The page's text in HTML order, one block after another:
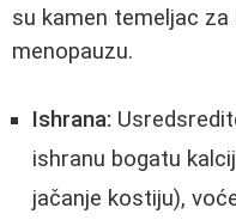
su kamen temeljac
menopauzu.
Ishrana:
ishranu bogatu
jačanje kostiju),